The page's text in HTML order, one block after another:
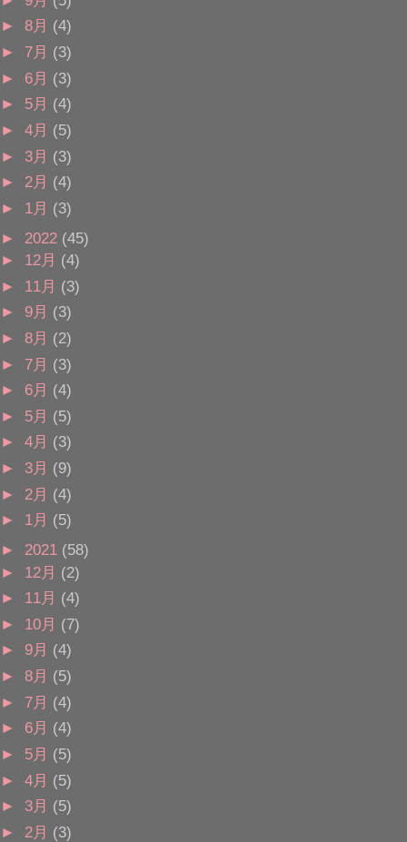
► 8月 (4)
► 7月 (3)
► 6月 (3)
► 5月 (4)
► 4月 (5)
► 3月 (3)
► 2月 (4)
► 1月 (3)
► 2022 (45)
► 12月 (4)
► 11月 (3)
► 9月 (3)
► 8月 (2)
► 7月 (3)
► 6月 (4)
► 5月 (5)
► 4月 (3)
► 3月 (9)
► 2月 (4)
► 1月 (5)
► 2021 (58)
► 12月 (2)
► 11月 (4)
► 10月 (7)
► 9月 (4)
► 8月 (5)
► 7月 (4)
► 6月 (4)
► 5月 (5)
► 4月 (5)
► 3月 (5)
► 2月 (3)